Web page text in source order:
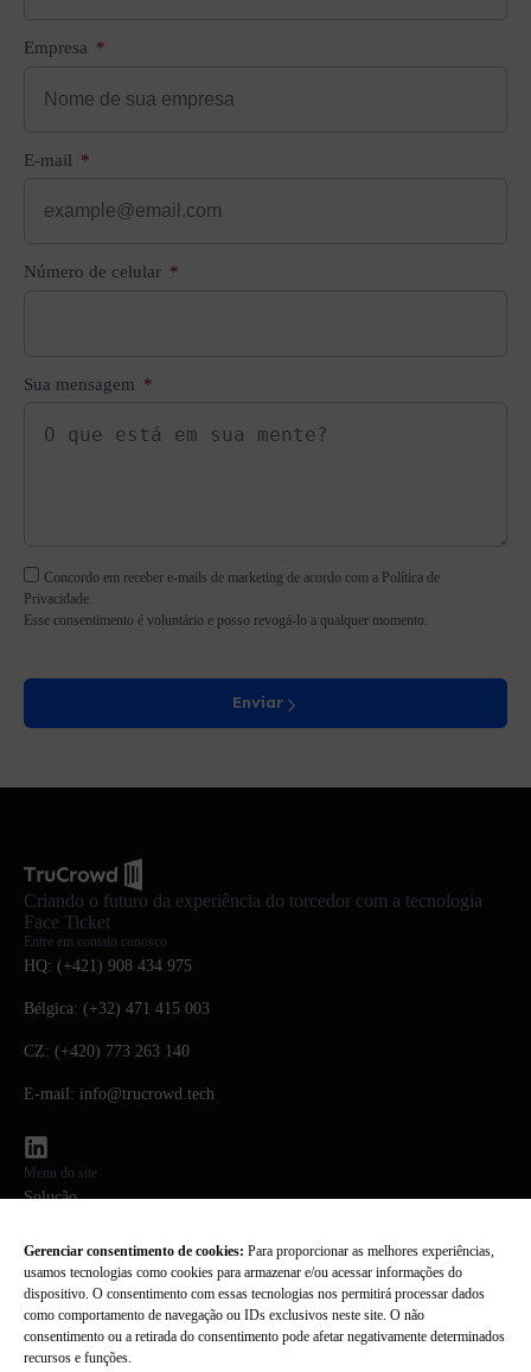
Gerenciar consentimento de cookies: Para proporcionar as melhores experiências,
usamos tecnologias como cookies para armazenar e/ou acessar informações do
dispositivo. O consentimento com essas tecnologias nos permitirá processar dados
como comportamento de navegação ou IDs exclusivos neste site. O não
consentimento ou a retirada do consentimento pode afetar negativamente determinados
recursos e funções.
Empresa
E-mail
Número de celular
Sua mensagem
Concordo em receber e-mails de marketing de acordo com a Política de
Privacidade.
Esse consentimento é voluntário e posso revogá-lo a qualquer momento.
Enviar
Criando o futuro da experiência do torcedor com a tecnologia
Face Ticket
Menu do site
Solução
Sobre nós
PERGUNTAS FREQUENTES
Notícias
Entre em contato conosco
HQ: (+421) 908 434 975
Bélgica: (+32) 471 415 003
CZ: (+420) 773 263 140
E-mail: info@trucrowd.tech